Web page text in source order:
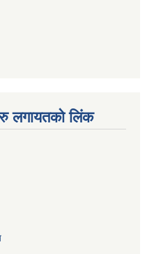
लगायतको लिंक